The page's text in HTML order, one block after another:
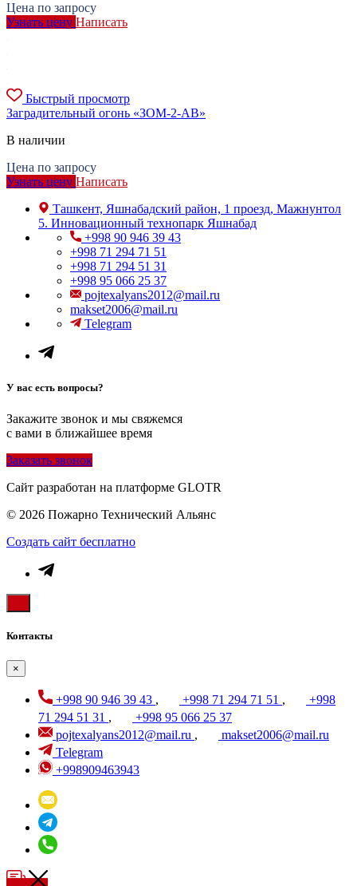
Цена по запросу
Узнать цену Написать
Быстрый просмотр
Заградительный огонь «ЗОМ-2-АВ»
В наличии
Цена по запросу
Узнать цену Написать
Ташкент, Яшнабадский район, 1 проезд, Мажнунтол
5. Инновационный технопарк Яшнабад
+998 90 946 39 43
+998 71 294 71 51
+998 71 294 51 31
+998 95 066 25 37
pojtexalyans2012@mail.ru
makset2006@mail.ru
Telegram
У вас есть вопросы?
Закажите звонок и мы свяжемся
с вами в ближайшее время
Заказать звонок
Сайт разработан на платформе GLOTR
© 2026 Пожарно Технический Альянс
Создать cайт бесплатно
Контакты
×
+998 90 946 39 43 , +998 71 294 71 51 ,
+998
71 294 51 31 ,
+998 95 066 25 37
pojtexalyans2012@mail.ru ,
makset2006@mail.ru
Telegram
+998909463943